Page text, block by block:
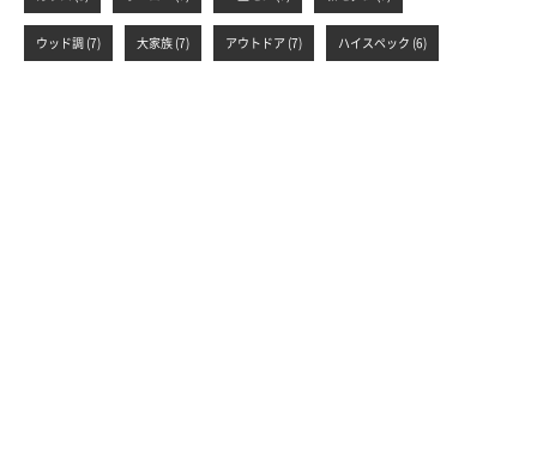
ウッド調 (7) 大家族 (7) アウトドア (7) ハイスペック (6)